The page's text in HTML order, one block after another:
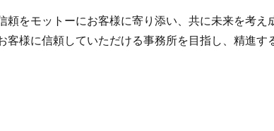
頼をモットーにお客様に寄り添い、共に未来を考え
様に信頼していただける事務所を目指し、精進す